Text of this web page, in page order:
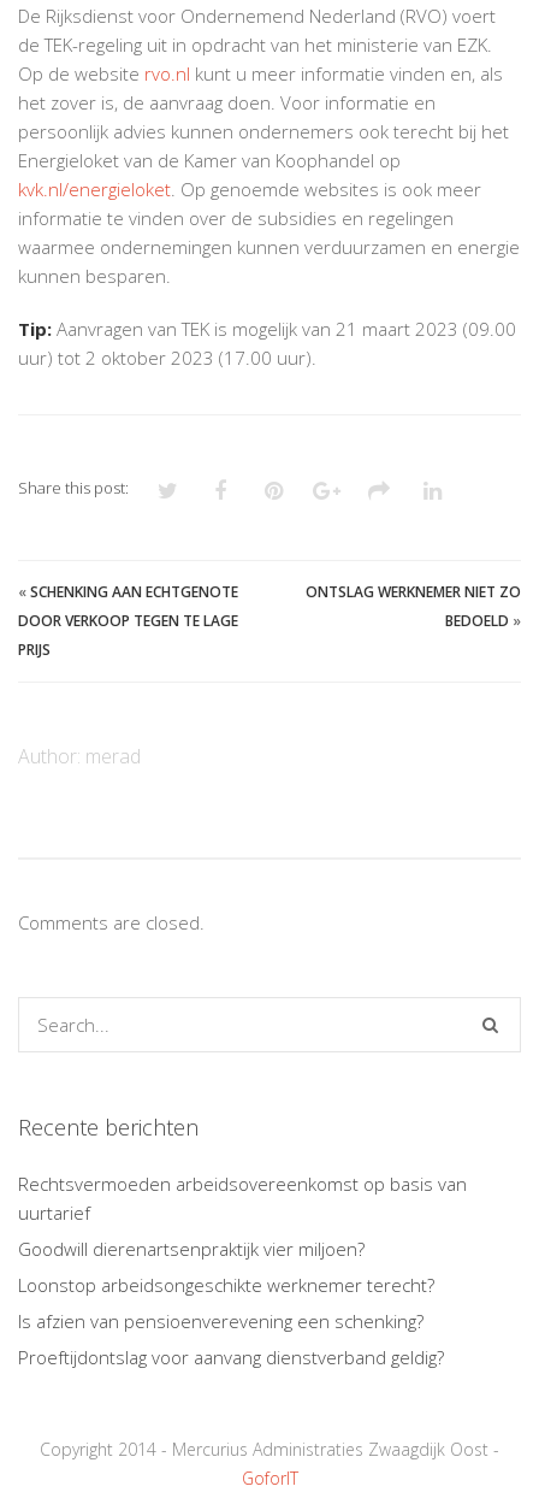
De Rijksdienst voor Ondernemend Nederland (RVO) voert
de TEK-regeling uit in opdracht van het ministerie van EZK.
Op de website rvo.nl kunt u meer informatie vinden en, als
het zover is, de aanvraag doen. Voor informatie en
persoonlijk advies kunnen ondernemers ook terecht bij het
Energieloket van de Kamer van Koophandel op
kvk.nl/energieloket . Op genoemde websites is ook meer
informatie te vinden over de subsidies en regelingen
waarmee ondernemingen kunnen verduurzamen en energie
kunnen besparen.
Tip: Aanvragen van TEK is mogelijk van 21 maart 2023 (09.00
uur) tot 2 oktober 2023 (17.00 uur).
Share this post:
«SCHENKING AAN ECHTGENOTE
DOOR VERKOOP TEGEN TE LAGE
PRIJS
ONTSLAG WERKNEMER NIET ZO
BEDOELD »
Author: merad
Comments are closed.
Recente berichten
Rechtsvermoeden arbeidsovereenkomst op basis van
uurtarief
Goodwill dierenartsenpraktijk vier miljoen?
Loonstop arbeidsongeschikte werknemer terecht?
Is afzien van pensioenverevening een schenking?
Proeftijdontslag voor aanvang dienstverband geldig?
Copyright 2014 - Mercurius Administraties Zwaagdijk Oost -
GoforIT